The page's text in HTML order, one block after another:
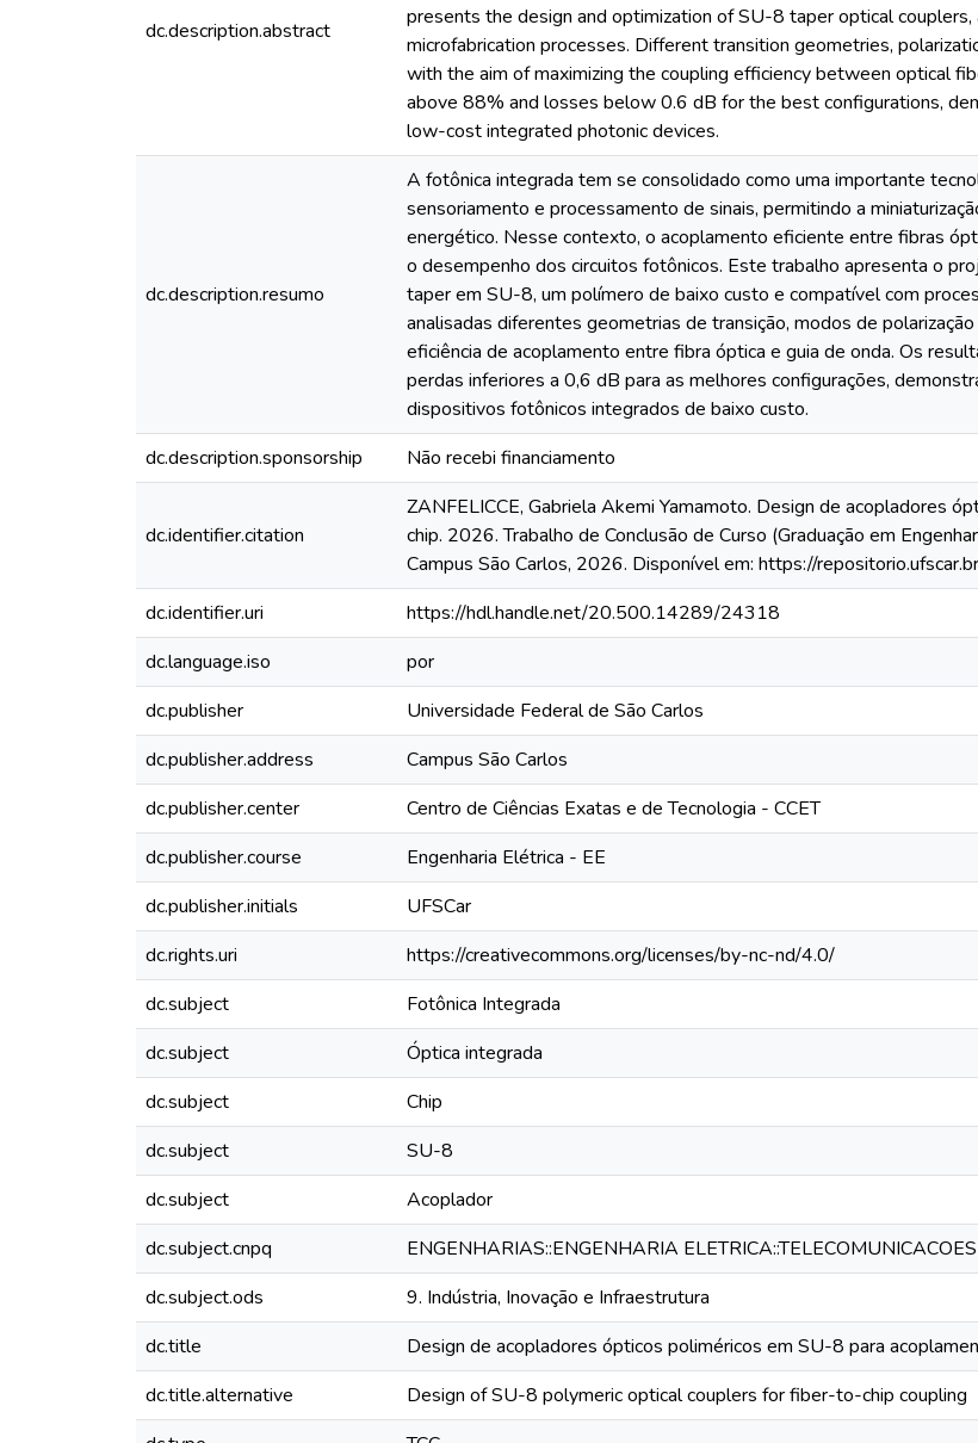
dc.description.abstract
presents the design and optimization of SU-8 taper optical
microfabrication processes. Different transition geometries,
with the aim of maximizing the coupling efficiency between optical
above 88% and losses below 0.6 dB for the best configurations,
low-cost integrated photonic devices.
dc.description.resumo
A fotônica integrada tem se consolidado como uma importante
sensoriamento e processamento de sinais, permitindo a
energético. Nesse contexto, o acoplamento eficiente entre fibras
o desempenho dos circuitos fotônicos. Este trabalho apresenta o
taper em SU-8, um polímero de baixo custo e compatível com
analisadas diferentes geometrias de transição, modos de
eficiência de acoplamento entre fibra óptica e guia de onda. Os
perdas inferiores a 0,6 dB para as melhores configurações,
dispositivos fotônicos integrados de baixo custo.
dc.description.sponsorship Não recebi financiamento
dc.identifier.citation
ZANFELICCE, Gabriela Akemi Yamamoto. Design de acopladores
chip. 2026. Trabalho de Conclusão de Curso (Graduação em
Campus São Carlos, 2026. Disponível em: https://
dc.identifier.uri
https://hdl.handle.net/20.500.14289/24318
dc.language.iso
por
dc.publisher
Universidade Federal de São Carlos
dc.publisher.address
Campus São Carlos
dc.publisher.center
Centro de Ciências Exatas e de Tecnologia - CCET
dc.publisher.course
Engenharia Elétrica - EE
dc.publisher.initials
UFSCar
dc.rights.uri
https://creativecommons.org/licenses/by-nc-nd/4.0/
dc.subject
Fotônica Integrada
dc.subject
Óptica integrada
dc.subject
Chip
dc.subject
SU-8
dc.subject
Acoplador
dc.subject.cnpq
ENGENHARIAS::ENGENHARIA ELETRICA::TELECOMUNICACOES
dc.subject.ods
9. Indústria, Inovação e Infraestrutura
dc.title
Design de acopladores ópticos poliméricos em SU-8 para
dc.title.alternative
Design of SU-8 polymeric optical couplers for fiber-to-chip coupling